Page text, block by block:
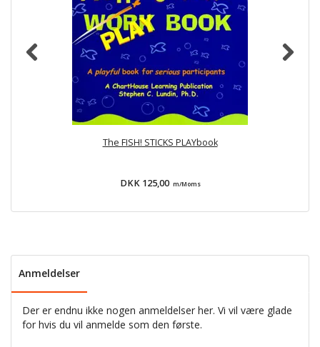
The FISH! STICKS PLAYbook
DKK 125,00 m/Moms
Anmeldelser
Der er endnu ikke nogen anmeldelser her. Vi vil være glade
for hvis du vil anmelde som den første.